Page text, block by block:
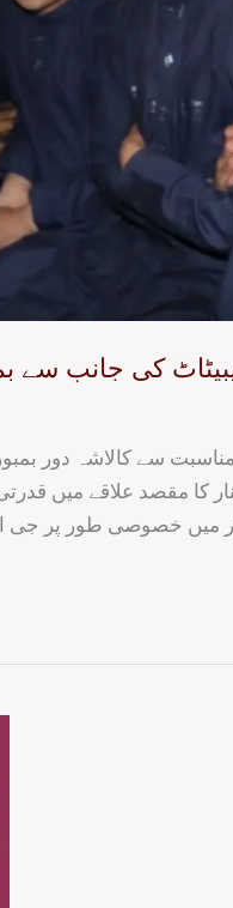
کی جانب سے
مناسبت سے کالاشہ دور
کا مقصد علاقے میں
میں خصوصی طور پر جی